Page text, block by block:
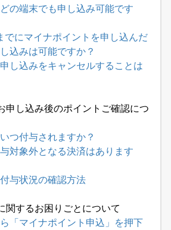
の端末でも申し込み可能です
でにマイナポイントを申し込んだ
込みは可能ですか？
し込みをキャンセルすることは
申し込み後のポイントご確認につ
つ付与されますか？
対象外となる決済はあります
与状況の確認方法
関するお困りごとについて
「マイナポイント申込」を押下